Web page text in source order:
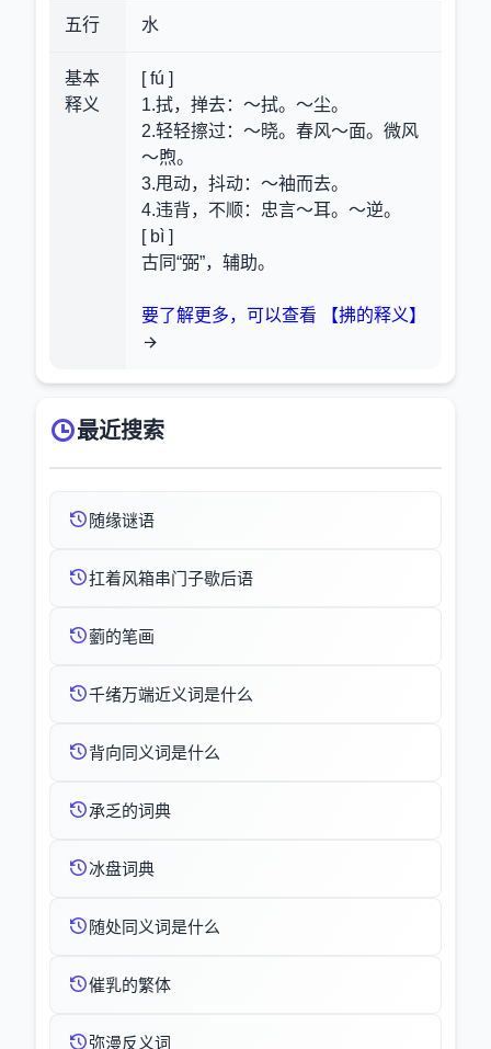
五行 水
基本
释义
[ fú ]
1.拭，掸去：～拭。～尘。
2.轻轻擦过 ：～晓。春风～面。微风
～煦。
3.甩动，抖动：～袖而去。
4.违背，不顺 ：忠言～耳。～逆。
[ bì ]
古同“弼”，辅助。
要了解更多，可以查看 【拂的释义】
最近搜索
随缘谜语
扛着风箱串门子歇后语
藰的笔画
千绪万端近义词是什么
背向同义词是什么
承乏的词典
冰盘词典
随处同义词是什么
催乳的繁体
弥漫反义词